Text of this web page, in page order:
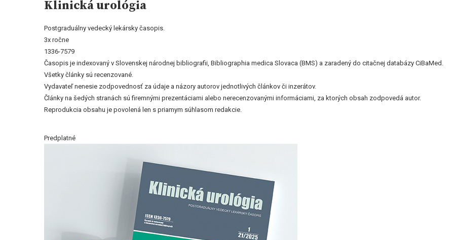
Klinická urológia
Postgraduálny vedecký lekársky časopis.
3x ročne
1336-7579
Časopis je indexovaný v Slovenskej národnej bibliografii, Bibliographia medica Slovaca (BMS) a zaradený do citačnej databázy CiBaMed.
Všetky články sú recenzované.
Vydavateľ nenesie zodpovednosť za údaje a názory autorov jednotlivých článkov či inzerátov.
Články na šedých stranách sú firemnými prezentáciami alebo nerecenzovanými informáciami, za ktorých obsah zodpovedá autor.
Reprodukcia obsahu je povolená len s priamym súhlasom redakcie.
Predplatné